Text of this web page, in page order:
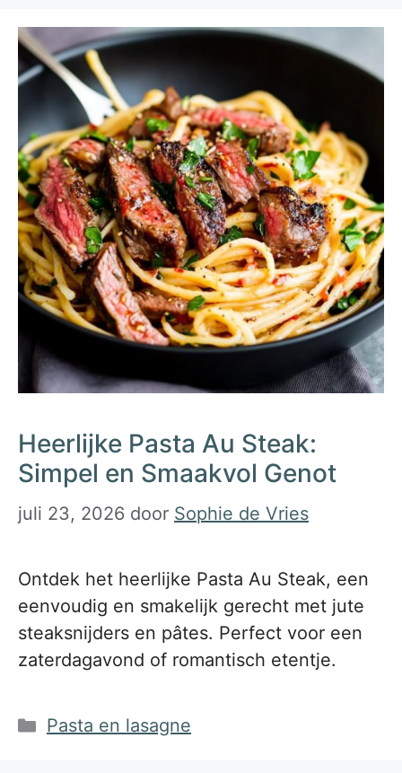
Heerlijke Pasta Au Steak:
Simpel en Smaakvol Genot
juli 23, 2026 door Sophie de Vries
Ontdek het heerlijke Pasta Au Steak, een
eenvoudig en smakelijk gerecht met jute
steaksnijders en pâtes. Perfect voor een
zaterdagavond of romantisch etentje.
Categorieën
Pasta en lasagne